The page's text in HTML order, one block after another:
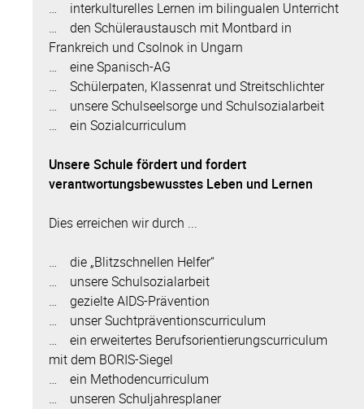
… interkulturelles Lernen im bilingualen Unterricht
… den Schüleraustausch mit Montbard in
Frankreich und Csolnok in Ungarn
… eine Spanisch-AG
… Schülerpaten, Klassenrat und Streitschlichter
… unsere Schulseelsorge und Schulsozialarbeit
… ein Sozialcurriculum
Unsere Schule fördert und fordert
verantwortungsbewusstes Leben und Lernen
Dies erreichen wir durch ...
… die „Blitzschnellen Helfer“
… unsere Schulsozialarbeit
… gezielte AIDS-Prävention
… unser Suchtpräventionscurriculum
… ein erweitertes Berufsorientierungscurriculum
mit dem BORIS-Siegel
… ein Methodencurriculum
… unseren Schuljahresplaner